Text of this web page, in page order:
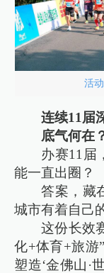
活
连续11届
底气何在
办赛11届
能一直出圈？
答案，藏
城市有着自己
这份长效
化+体育+旅游
塑造‘金佛山·